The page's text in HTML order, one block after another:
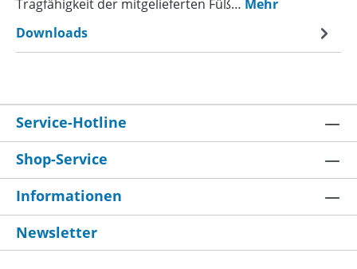
Tragfähigkeit der mitgelieferten Füß… Mehr
Downloads
Service-Hotline
Shop-Service
Informationen
Newsletter